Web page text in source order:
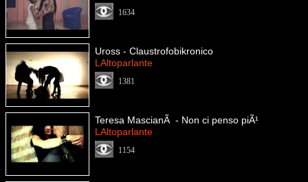
1634
Uross - Claustrofobikronico
LAltoparlante
1381
Teresa MascianÃ - Non ci penso piÃ¹
LAltoparlante
1154